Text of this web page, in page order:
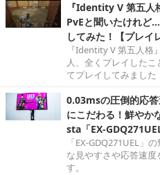
『Identity V 第五人
PvEと聞いたけれど
してみた！【プレイ
『Identity V 第五人格
人、全くプレイした
てプレイしてみました
0.03msの圧倒的応
にこだわる！鮮やか
sta「EX-
「EX-GDQ271UEL」
な見やすさや応答速
す。